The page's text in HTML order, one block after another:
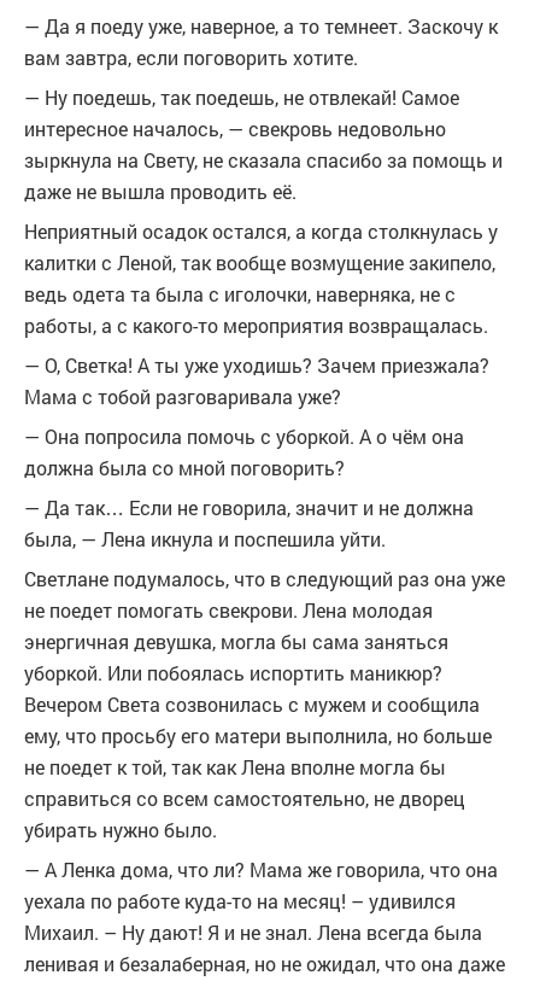
— Да я поеду уже, наверное, а то темнеет. Заскочу к
вам завтра, если поговорить хотите.
— Ну поедешь, так поедешь, не отвлекай! Самое
интересное началось, — свекровь недовольно
зыркнула на Свету, не сказала спасибо за помощь и
даже не вышла проводить её.
Неприятный осадок остался, а когда столкнулась у
калитки с Леной, так вообще возмущение закипело,
ведь одета та была с иголочки, наверняка, не с
работы, а с какого-то мероприятия возвращалась.
— О, Светка! А ты уже уходишь? Зачем приезжала?
Мама с тобой разговаривала уже?
— Она попросила помочь с уборкой. А о чём она
должна была со мной поговорить?
— Да так… Если не говорила, значит и не должна
была, — Лена икнула и поспешила уйти.
Светлане подумалось, что в следующий раз она уже
не поедет помогать свекрови. Лена молодая
энергичная девушка, могла бы сама заняться
уборкой. Или побоялась испортить маникюр?
Вечером Света созвонилась с мужем и сообщила
ему, что просьбу его матери выполнила, но больше
не поедет к той, так как Лена вполне могла бы
справиться со всем самостоятельно, не дворец
убирать нужно было.
— А Ленка дома, что ли? Мама же говорила, что она
уехала по работе куда-то на месяц! – удивился
Михаил. – Ну дают! Я и не знал. Лена всегда была
ленивая и безалаберная, но не ожидал, что она даже